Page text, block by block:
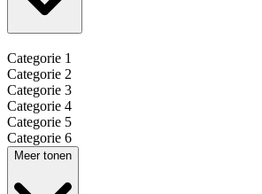
Categorie 1
Categorie 2
Categorie 3
Categorie 4
Categorie 5
Categorie 6
Meer tonen